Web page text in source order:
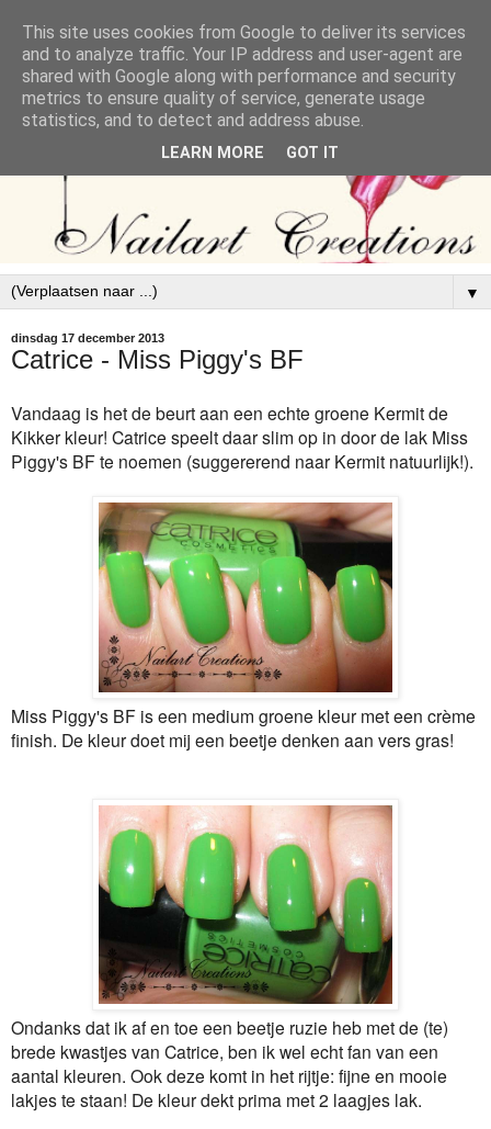
▼
dinsdag 17 december 2013
Catrice - Miss Piggy's BF
Vandaag is het de beurt aan een echte groene Kermit de
Kikker kleur! Catrice speelt daar slim op in door de lak Miss
Piggy's BF te noemen (suggererend naar Kermit natuurlijk!).
Miss Piggy's BF is een medium groene kleur met een crème
finish. De kleur doet mij een beetje denken aan vers gras!
Ondanks dat ik af en toe een beetje ruzie heb met de (te)
brede kwastjes van Catrice, ben ik wel echt fan van een
aantal kleuren. Ook deze komt in het rijtje: fijne en mooie
lakjes te staan! De kleur dekt prima met 2 laagjes lak.
This site uses cookies from Google to deliver its services
and to analyze traffic. Your IP address and user-agent are
shared with Google along with performance and security
metrics to ensure quality of service, generate usage
statistics, and to detect and address abuse.
LEARN MORE GOT IT